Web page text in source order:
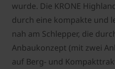
wurde. Die KRONE
durch eine kompakte und
nah am Schlepper, die
Anbaukonzept (mit zwei
auf Berg- und